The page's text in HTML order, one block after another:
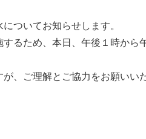
ついてお知らせします。
るため、本日、午後１時から
、ご理解とご協力をお願いい